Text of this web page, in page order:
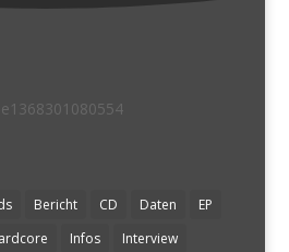
Bericht CD Daten
EP
Infos
Interview